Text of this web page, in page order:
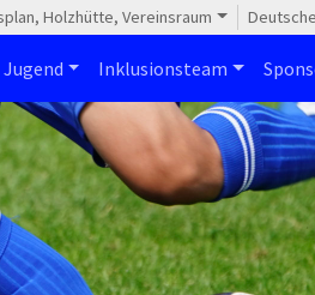
Holzhütte, Vereinsraum
Jugend Inklusionsteam